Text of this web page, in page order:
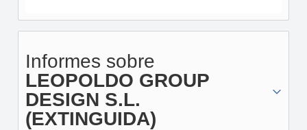
Informes sobre
LEOPOLDO GROUP
DESIGN S.L.
(EXTINGUIDA)